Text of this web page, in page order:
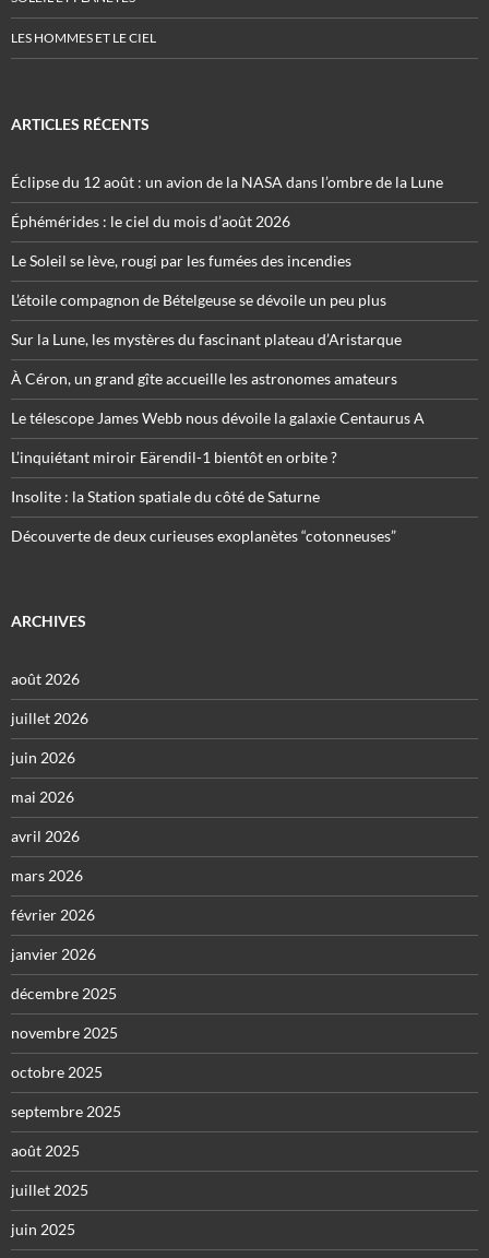
LES HOMMES ET LE CIEL
ARTICLES RÉCENTS
Éclipse du 12 août : un avion de la NASA dans l’ombre de la Lune
Éphémérides : le ciel du mois d’août 2026
Le Soleil se lève, rougi par les fumées des incendies
L’étoile compagnon de Bételgeuse se dévoile un peu plus
Sur la Lune, les mystères du fascinant plateau d’Aristarque
À Céron, un grand gîte accueille les astronomes amateurs
Le télescope James Webb nous dévoile la galaxie Centaurus A
L’inquiétant miroir Eärendil-1 bientôt en orbite ?
Insolite : la Station spatiale du côté de Saturne
Découverte de deux curieuses exoplanètes “cotonneuses”
ARCHIVES
août 2026
juillet 2026
juin 2026
mai 2026
avril 2026
mars 2026
février 2026
janvier 2026
décembre 2025
novembre 2025
octobre 2025
septembre 2025
août 2025
juillet 2025
juin 2025